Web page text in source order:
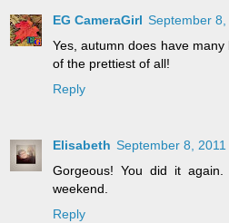
EG CameraGirl September
Yes, autumn does have
of the prettiest of all!
Reply
Elisabeth September 8,
Gorgeous! You did it
weekend.
Reply